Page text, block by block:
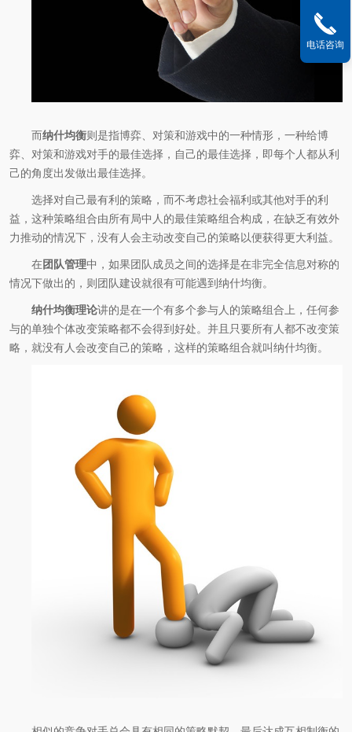
而纳什均衡则是指博弈、对策和游戏中的一种情形，一种给博
弈、对策和游戏对手的最佳选择，自己的最佳选择，即每个人都从利
己的角度出发做出最佳选择。
选择对自己最有利的策略，而不考虑社会福利或其他对手的利
益，这种策略组合由所有局中人的最佳策略组合构成，在缺乏有效外
力推动的情况下，没有人会主动改变自己的策略以便获得更大利益。
在团队管理中，如果团队成员之间的选择是在非完全信息对称的
情况下做出的，则团队建设就很有可能遇到纳什均衡。
纳什均衡理论讲的是在一个有多个参与人的策略组合上，任何参
与的单独个体改变策略都不会得到好处。并且只要所有人都不改变策
略，就没有人会改变自己的策略，这样的策略组合就叫纳什均衡。
电话咨询